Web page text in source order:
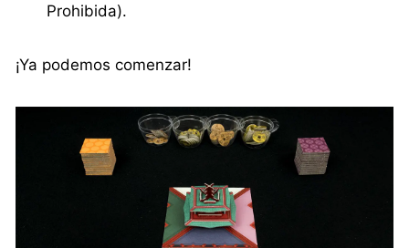
Prohibida).
¡Ya podemos comenzar!